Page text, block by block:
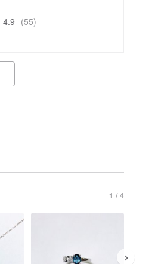
4.9 (55)
1 / 4